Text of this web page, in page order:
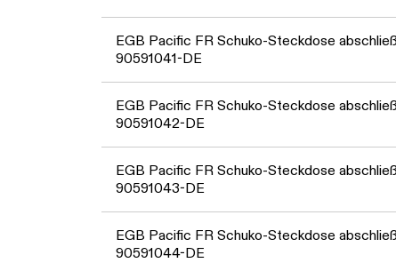
EGB Pacific FR Schuko-Steckdose
90591041-DE
EGB Pacific FR Schuko-Steckdose
90591042-DE
EGB Pacific FR Schuko-Steckdose
90591043-DE
EGB Pacific FR Schuko-Steckdose
90591044-DE